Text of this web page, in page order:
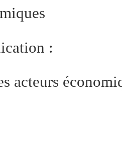
:
acteurs